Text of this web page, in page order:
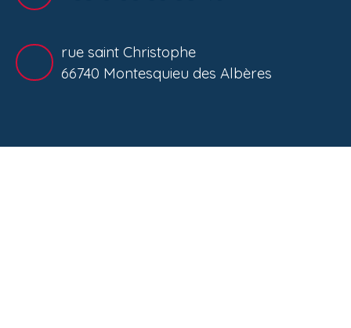
rue saint Christophe
66740 Montesquieu des Albères